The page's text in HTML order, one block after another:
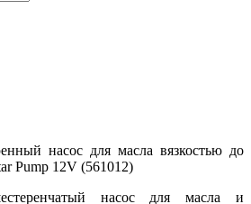
насос для масла вязкостью до
Pump 12V (561012)
насос для масла и